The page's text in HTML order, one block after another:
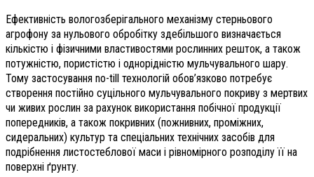
Ефективність вологозберігального механізму стерньового
агрофону за нульового обробітку здебільшого визначається
кількістю і фізичними властивостями рослинних решток, а також
потужністю, пористістю і однорідністю мульчувального шару.
Тому застосування no-till технологій обов’язково потребує
створення постійно суцільного мульчувального покриву з мертвих
чи живих рослин за рахунок використання побічної продукції
попередників, а також покривних (пожнивних, проміжних,
сидеральних) культур та спеціальних технічних засобів для
подрібнення листостеблової маси і рівномірного розподілу її на
поверхні ґрунту.